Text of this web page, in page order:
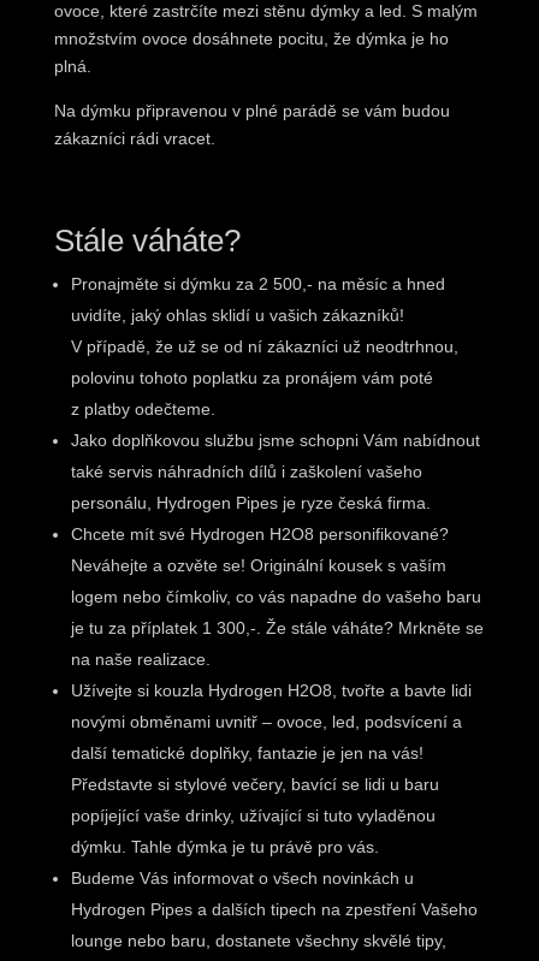
ovoce, které zastrčíte mezi stěnu dýmky a led. S malým
množstvím ovoce dosáhnete pocitu, že dýmka je ho
plná.
Na dýmku připravenou v plné parádě se vám budou
zákazníci rádi vracet.
Stále váháte?
Pronajměte si dýmku za 2 500,- na měsíc a hned
uvidíte, jaký ohlas sklidí u vašich zákazníků!
V případě, že už se od ní zákazníci už neodtrhnou,
polovinu tohoto poplatku za pronájem vám poté
z platby odečteme.
Jako doplňkovou službu jsme schopni Vám nabídnout
také servis náhradních dílů i zaškolení vašeho
personálu, Hydrogen Pipes je ryze česká firma.
Chcete mít své Hydrogen H2O8 personifikované?
Neváhejte a ozvěte se! Originální kousek s vaším
logem nebo čímkoliv, co vás napadne do vašeho baru
je tu za příplatek 1 300,-. Že stále váháte? Mrkněte se
na naše realizace.
Užívejte si kouzla Hydrogen H2O8, tvořte a bavte lidi
novými obměnami uvnitř – ovoce, led, podsvícení a
další tematické doplňky, fantazie je jen na vás!
Představte si stylové večery, bavící se lidi u baru
popíjející vaše drinky, užívající si tuto vyladěnou
dýmku. Tahle dýmka je tu právě pro vás.
Budeme Vás informovat o všech novinkách u
Hydrogen Pipes a dalších tipech na zpestření Vašeho
lounge nebo baru, dostanete všechny skvělé tipy,